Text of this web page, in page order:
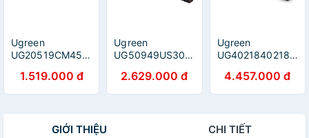
Ugreen
UG20519CM455TK
Thiết bị kéo dài
HDMI qua cáp
1.519.000 đ
Ugreen
UG50949US300TK
30hz 1080p
60hz HDMI
2.629.000 đ
Ugreen
UG4021840218TK
HDMI 1 ra 16 hỗ
trợ phân giải
4.457.000 đ
GIỚI THIỆU CHI TIẾT